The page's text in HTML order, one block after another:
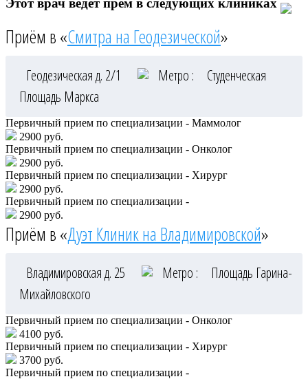
Этот врач ведёт прём в следующих клиниках
Приём в «Смитра на Геодезической»
Геодезическая д. 2/1 Метро :
Студенческая
Площадь Маркса
Первичный прием по специализации - Маммолог
2900 руб.
Первичный прием по специализации - Онколог
2900 руб.
Первичный прием по специализации - Хирург
2900 руб.
Первичный прием по специализации -
2900 руб.
Приём в «Дуэт Клиник на Владимировской»
Владимировская д. 25 Метро :
Площадь Гарина-
Михайловского
Первичный прием по специализации - Онколог
4100 руб.
Первичный прием по специализации - Хирург
3700 руб.
Первичный прием по специализации -